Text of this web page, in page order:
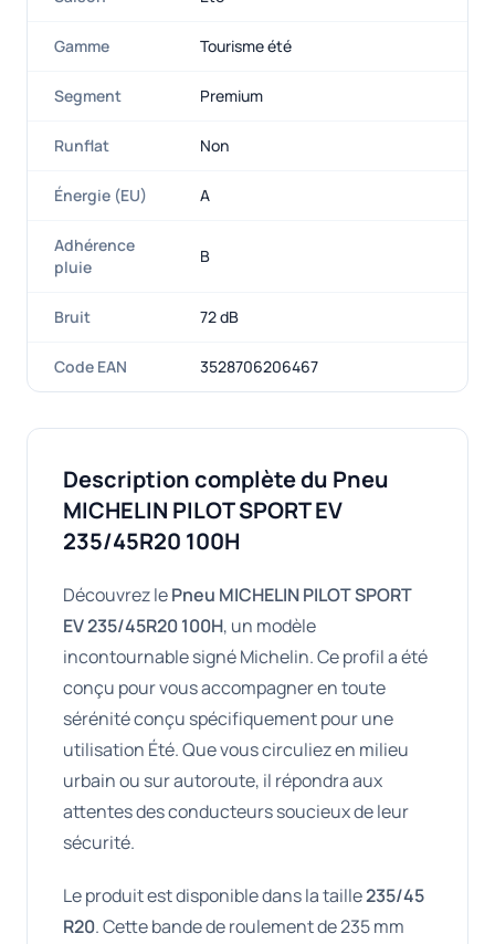
Gamme Tourisme été
Segment Premium
Runflat Non
Énergie (EU) A
Adhérence
pluie
B
Bruit 72 dB
Code EAN 3528706206467
Description complète du Pneu
MICHELIN PILOT SPORT EV
235/45R20 100H
Découvrez lePneu MICHELIN PILOT SPORT
EV 235/45R20 100H, un modèle
incontournable signé Michelin. Ce profil a été
conçu pour vous accompagner en toute
sérénité conçu spécifiquement pour une
utilisation Été. Que vous circuliez en milieu
urbain ou sur autoroute, il répondra aux
attentes des conducteurs soucieux de leur
sécurité.
Le produit est disponible dans la taille235/45
R20. Cette bande de roulement de 235 mm